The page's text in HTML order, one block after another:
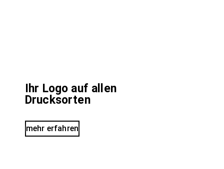
Ihr Logo auf allen
Drucksorten
mehr erfahren